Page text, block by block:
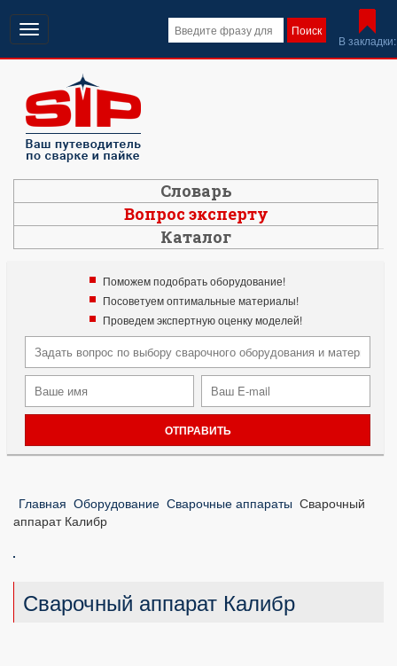
Поиск
В закладки:
Открыть
навигацию
Словарь
Вопрос эксперту
Каталог
Поможем подобрать оборудование!
Посоветуем оптимальные материалы!
Проведем экспертную оценку моделей!
Главная Оборудование Сварочные аппараты Сварочный
аппарат Калибр
Сварочный аппарат Калибр